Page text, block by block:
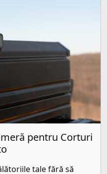
pentru Corturi
tale fără să